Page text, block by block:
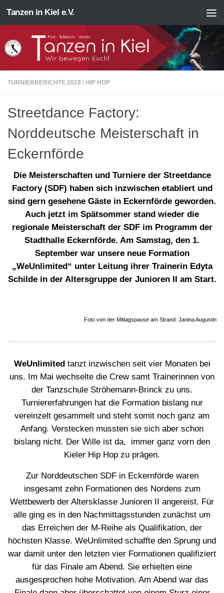
Zum Inhalt springen
Tanzen in Kiel e.V.
TURNIERBERICHTE 2018 / HIP HOP
Streetdance Factory:
Norddeutsche Meisterschaft in
Eckernförde
Die Meisterschaften und Turniere der Streetdance
Factory (SDF) haben sich inzwischen etabliert und
sind gern gesehene Gäste in Eckernförde geworden.
Auch jetzt im Spätsommer stand wieder die
regionale Meisterschaft der SDF im Programm der
Stadthalle Eckernförde. Am Samstag, den 1.
September war unsere neue Formation
„WeUnlimited“ unter Leitung ihrer Trainerin Edyta
Schilde in der Altersgruppe der Junioren II am Start.
Foto von der Mittagspause am Strand: Janina Augustin
WeUnlimitedtanzt inzwischen seit vier Monaten bei
uns. Im Mai wechselte die Crew samt Trainerinnen von
der Tanzschule Ströhemann-Brinck zu uns.
Turniererfahrungen hat die Formation bislang nur
vereinzelt gesammelt und steht somit noch ganz am
Anfang. Verstecken mussten sie sich aber schon
bislang nicht. Der Wille ist da, immer ganz vorn den
Kieler Hip Hop zu prägen.
Zur Norddeutschen SDF in Eckernförde waren
insgesamt zehn Formationen des Nordens zum
Wettbewerb der Altersklasse Junioren II angereist. Für
alle ging es in den Nachmittagsstunden zunächst um
das Erreichen der M-Reihe als Qualifikation, der
höchsten Klasse. WeUnlimited schaffte den Sprung und
war damit unter den letzten vier Formationen qualifiziert
für das Finale am Abend. Sie erhielten eine
ausgesprochen hohe Motivation. Am Abend war das